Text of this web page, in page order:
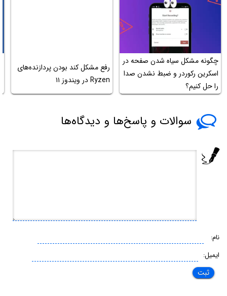
چگونه مشکل سیاه شدن صفحه در
اسکرین رکوردر و ضبط نشدن صدا
را حل کنیم؟
رفع مشکل کند بودن پردازنده‌های
Ryzen در ویندوز ۱۱
سوالات و پاسخ‌ها و دیدگاه‌ها
نام:
ایمیل: